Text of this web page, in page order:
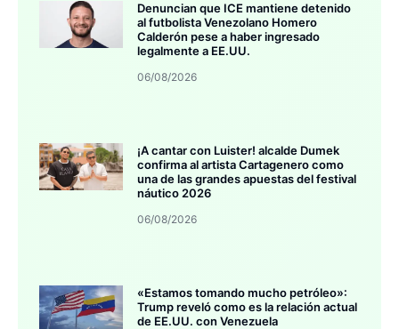
Denuncian que ICE mantiene detenido
al futbolista Venezolano Homero
Calderón pese a haber ingresado
legalmente a EE.UU.
06/08/2026
¡A cantar con Luister! alcalde Dumek
confirma al artista Cartagenero como
una de las grandes apuestas del festival
náutico 2026
06/08/2026
«Estamos tomando mucho petróleo»:
Trump reveló como es la relación actual
de EE.UU. con Venezuela